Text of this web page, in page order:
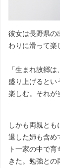
彼女は長野県の
わりに滑って楽
「生まれ故郷
盛り上げるとい
楽しむ。それが
しかも両親とも
退した姉も含め
ト一家の中で
きた。勉強との